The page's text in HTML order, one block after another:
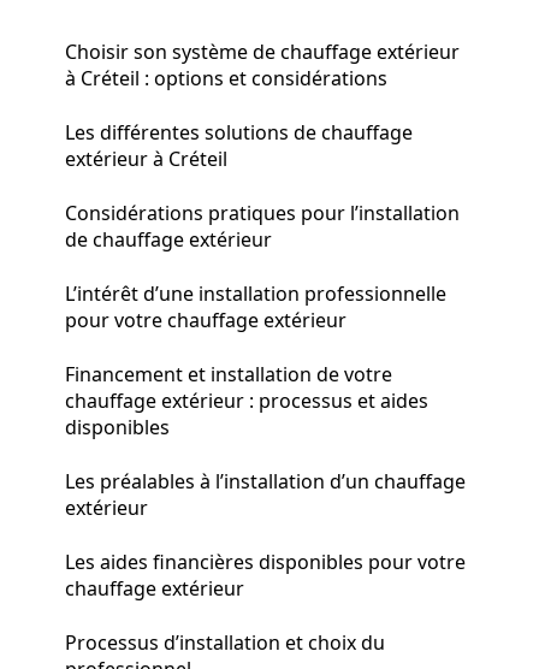
Choisir son système de chauffage extérieur
à Créteil : options et considérations
Les différentes solutions de chauffage
extérieur à Créteil
Considérations pratiques pour l’installation
de chauffage extérieur
L’intérêt d’une installation professionnelle
pour votre chauffage extérieur
Financement et installation de votre
chauffage extérieur : processus et aides
disponibles
Les préalables à l’installation d’un chauffage
extérieur
Les aides financières disponibles pour votre
chauffage extérieur
Processus d’installation et choix du